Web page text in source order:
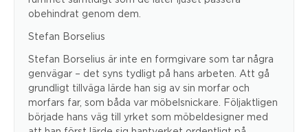
obehindrat genom dem.
Stefan Borselius
Stefan Borselius är inte en formgivare som tar några
genvägar – det syns tydligt på hans arbeten. Att gå
grundligt tillväga lärde han sig av sin morfar och
morfars far, som båda var möbelsnickare. Följaktligen
började hans väg till yrket som möbeldesigner med